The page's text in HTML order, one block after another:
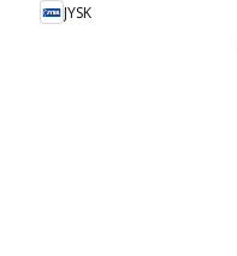
JYSK